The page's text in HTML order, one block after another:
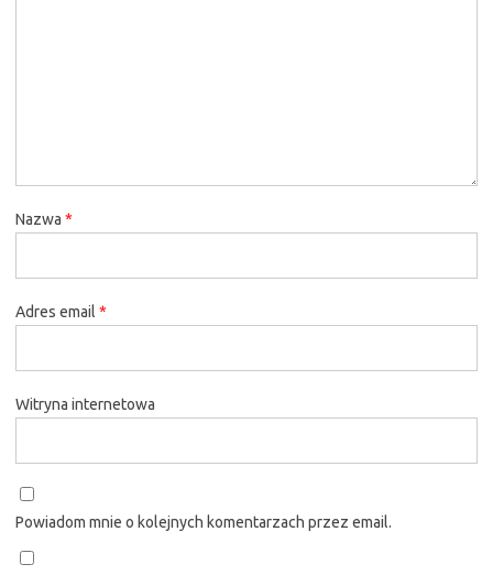
Nazwa *
Adres email *
Witryna internetowa
Powiadom mnie o kolejnych komentarzach przez email.